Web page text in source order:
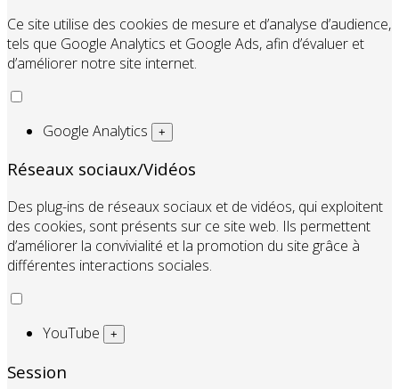
Ce site utilise des cookies de mesure et d’analyse d’audience,
tels que Google Analytics et Google Ads, afin d’évaluer et
d’améliorer notre site internet.
Google Analytics +
Réseaux sociaux/Vidéos
Des plug-ins de réseaux sociaux et de vidéos, qui exploitent
des cookies, sont présents sur ce site web. Ils permettent
d’améliorer la convivialité et la promotion du site grâce à
différentes interactions sociales.
YouTube +
Session